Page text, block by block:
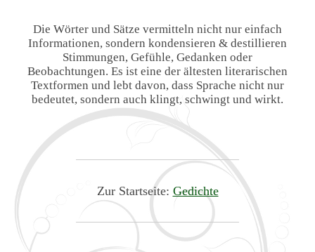
Die Wörter und Sätze vermitteln nicht nur einfach
Informationen, sondern kondensieren & destillieren
Stimmungen, Gefühle, Gedanken oder
Beobachtungen. Es ist eine der ältesten literarischen
Textformen und lebt davon, dass Sprache nicht nur
bedeutet, sondern auch klingt, schwingt und wirkt.
Zur Startseite: Gedichte